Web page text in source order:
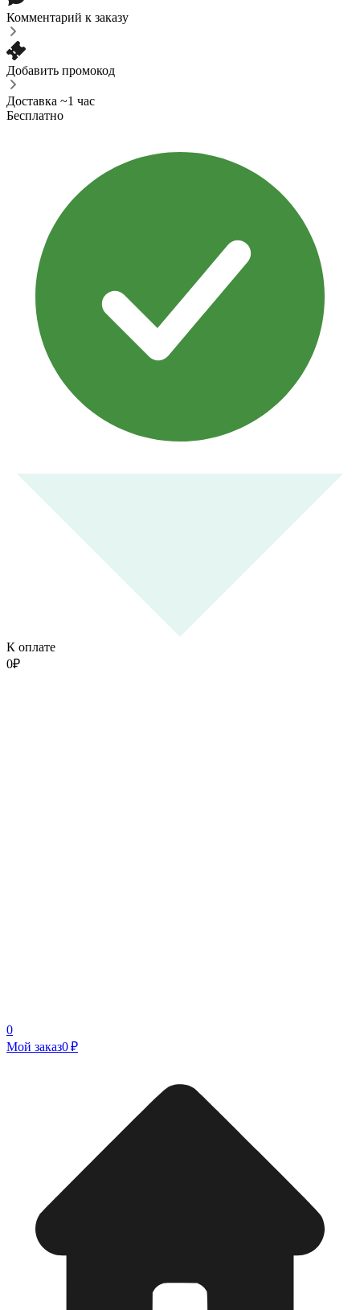
Комментарий к заказу
Добавить промокод
Доставка ~1 час
Бесплатно
К оплате
0₽
0
Мой заказ0 ₽